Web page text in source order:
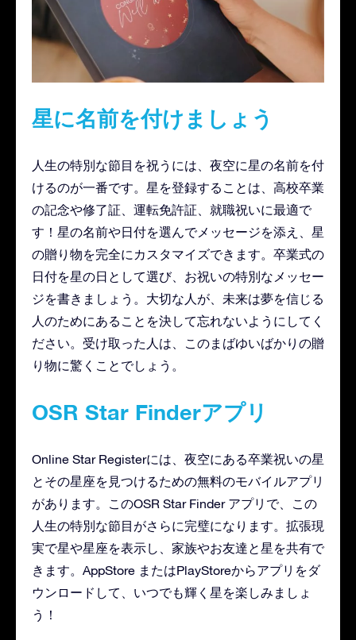
星に名前を付けましょう
人生の特別な節目を祝うには、夜空に星の名前を付
けるのが一番です。星を登録することは、高校卒業
の記念や修了証、運転免許証、就職祝いに最適で
す！星の名前や日付を選んでメッセージを添え、星
の贈り物を完全にカスタマイズできます。卒業式の
日付を星の日として選び、お祝いの特別なメッセー
ジを書きましょう。大切な人が、未来は夢を信じる
人のためにあることを決して忘れないようにしてく
ださい。受け取った人は、このまばゆいばかりの贈
り物に驚くことでしょう。
OSR Star Finderアプリ
Online Star Registerには、夜空にある卒業祝いの星
とその星座を見つけるための無料のモバイルアプリ
があります。このOSR Star Finder アプリで、この
人生の特別な節目がさらに完璧になります。拡張現
実で星や星座を表示し、家族やお友達と星を共有で
きます。AppStore またはPlayStoreからアプリをダ
ウンロードして、いつでも輝く星を楽しみましょ
う！